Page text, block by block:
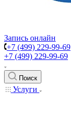
Запись онлайн
+7 (499) 229-99-69
+7 (499) 229-99-69
Поиск
Услуги